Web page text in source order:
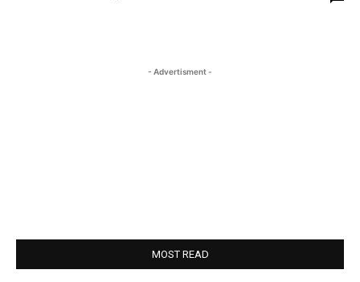
- Advertisment -
MOST READ